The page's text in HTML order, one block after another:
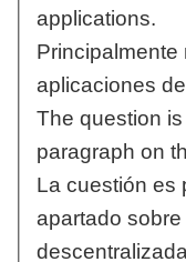
applications.
aplicaciones
The question
paragraph on
La cuestión es
apartado